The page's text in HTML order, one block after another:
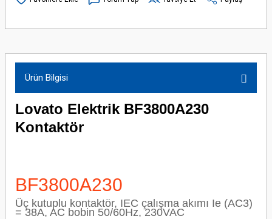
Ürün Bilgisi
Lovato Elektrik BF3800A230
Kontaktör
BF3800A230
Üç kutuplu kontaktör, IEC çalışma akımı Ie (AC3)
= 38A, AC bobin 50/60Hz, 230VAC